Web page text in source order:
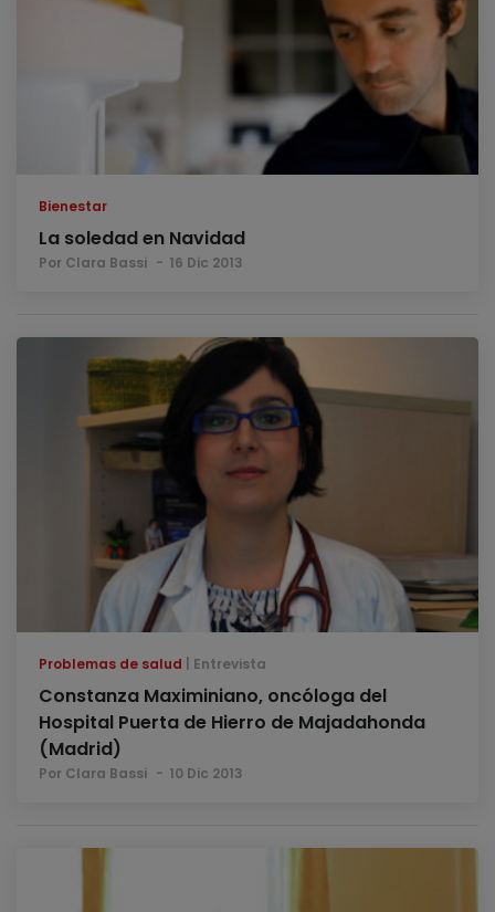
Bienestar
La soledad en Navidad
Por Clara Bassi 16 Dic 2013
Problemas de salud Entrevista
Constanza Maximiniano, oncóloga del
Hospital Puerta de Hierro de Majadahonda
(Madrid)
Por Clara Bassi 10 Dic 2013